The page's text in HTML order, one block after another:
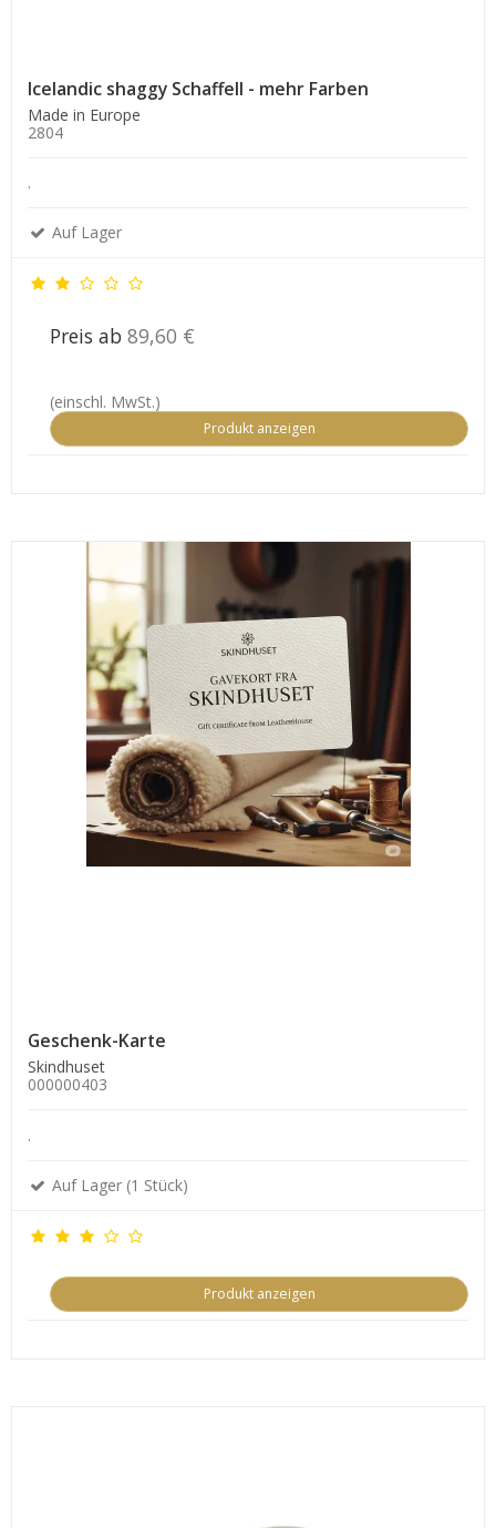
Icelandic shaggy Schaffell - mehr Farben
Made in Europe
2804
.
Auf Lager
Preis ab 89,60 €
(einschl. MwSt.)
Produkt anzeigen
Geschenk-Karte
Skindhuset
000000403
.
Auf Lager (1 Stück)
Produkt anzeigen